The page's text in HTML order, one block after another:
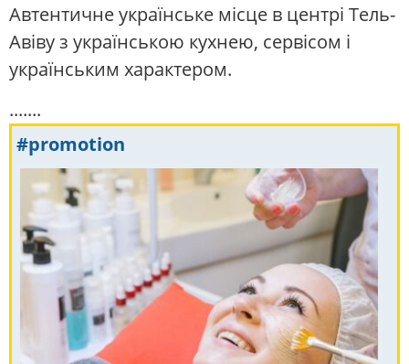
Автентичне українське місце в центрі Тель-
Авіву з українською кухнею, сервісом і
українським характером.
.......
#promotion